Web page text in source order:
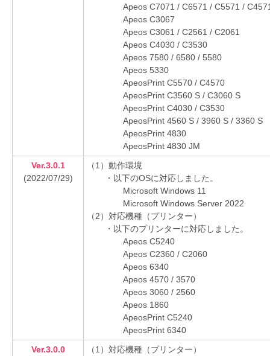
Apeos C7071 / C6571 / C5571 /
Apeos C3067
Apeos C3061 / C2561 / C2061
Apeos C4030 / C3530
Apeos 7580 / 6580 / 5580
Apeos 5330
ApeosPrint C5570 / C4570
ApeosPrint C3560 S / C3060 S
ApeosPrint C4030 / C3530
ApeosPrint 4560 S / 3960 S / 3360 S
ApeosPrint 4830
ApeosPrint 4830 JM
Ver.3.0.1
(2022/07/29)
（1）動作環境
・以下のOSに対応しました。
Microsoft Windows 11
Microsoft Windows Server 2022
（2）対応機種（プリンター）
・以下のプリンターに対応しました。
Apeos C5240
Apeos C2360 / C2060
Apeos 6340
Apeos 4570 / 3570
Apeos 3060 / 2560
Apeos 1860
ApeosPrint C5240
ApeosPrint 6340
Ver.3.0.0
（1）対応機種（プリンター）